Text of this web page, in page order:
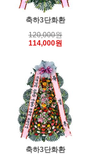
축하3단화환
120,000원
114,000원
축하3단화환